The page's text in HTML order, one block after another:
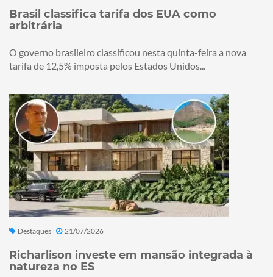
Brasil classifica tarifa dos EUA como
arbitrária
O governo brasileiro classificou nesta quinta-feira a nova
tarifa de 12,5% imposta pelos Estados Unidos...
Destaques 21/07/2026
Richarlison investe em mansão integrada à
natureza no ES